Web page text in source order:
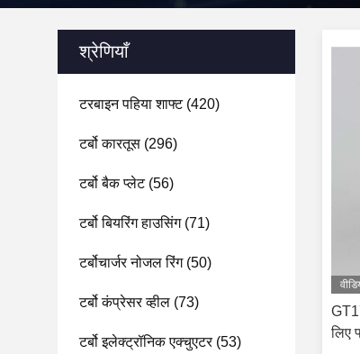
श्रेणियाँ
टरबाइन पहिया शाफ्ट(420)
टर्बो कारतूस (296)
टर्बो बैक प्लेट(56)
टर्बो बियरिंग हाउसिंग(71)
टर्बोचार्जर नोजल रिंग(50)
टर्बो कंप्रेसर व्हील (73)
टर्बो इलेक्ट्रॉनिक एक्चुएटर(53)
लिए